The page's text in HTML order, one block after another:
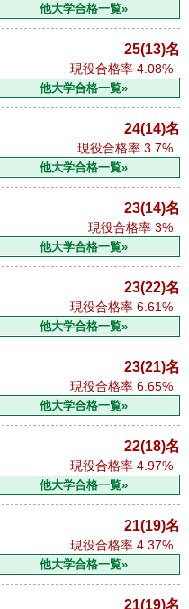
他大学合格一覧»
25(13)名
現役合格率 4.08%
他大学合格一覧»
24(14)名
現役合格率 3.7%
他大学合格一覧»
23(14)名
現役合格率 3%
他大学合格一覧»
23(22)名
現役合格率 6.61%
他大学合格一覧»
23(21)名
現役合格率 6.65%
他大学合格一覧»
22(18)名
現役合格率 4.97%
他大学合格一覧»
21(19)名
現役合格率 4.37%
他大学合格一覧»
21(19)名